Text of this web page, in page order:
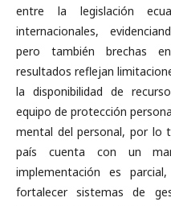
entre la legislación
internacionales,
pero también brechas
resultados reflejan
la disponibilidad de
equipo de protección
mental del personal, por lo
país cuenta con un
implementación es
fortalecer sistemas de